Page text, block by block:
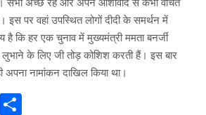
सभी अच्छे रहें और अपने आशीर्वाद से कभी वंचित
इस पर वहां उपस्थित लोगों दीदी के समर्थन में
है कि हर एक चुनाव में मुख्यमंत्री ममता बनर्जी
के लिए जी तोड़ कोशिश करती हैं। इस बार
अपना नामांकन दाखिल किया था।
E